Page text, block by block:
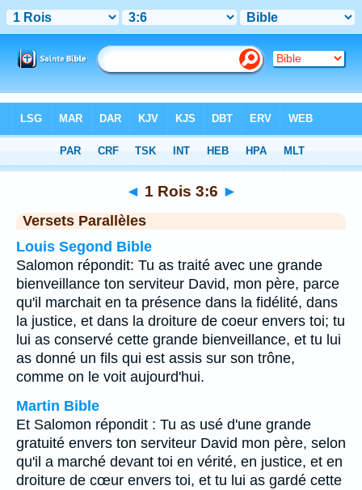
Chapitre 3> Verset 6
◄ 1 Rois 3:6 ►
Versets Parallèles
Louis Segond Bible
Salomon répondit: Tu as traité avec une grande
bienveillance ton serviteur David, mon père, parce
qu'il marchait en ta présence dans la fidélité, dans
la justice, et dans la droiture de coeur envers toi; tu
lui as conservé cette grande bienveillance, et tu lui
as donné un fils qui est assis sur son trône,
comme on le voit aujourd'hui.
Martin Bible
Et Salomon répondit : Tu as usé d'une grande
gratuité envers ton serviteur David mon père, selon
qu'il a marché devant toi en vérité, en justice, et en
droiture de cœur envers toi, et tu lui as gardé cette